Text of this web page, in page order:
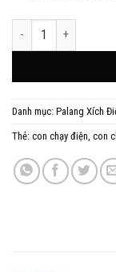
Con Chạy Điện 3
Danh mục: Palang Xích
Thẻ: con chạy điện con